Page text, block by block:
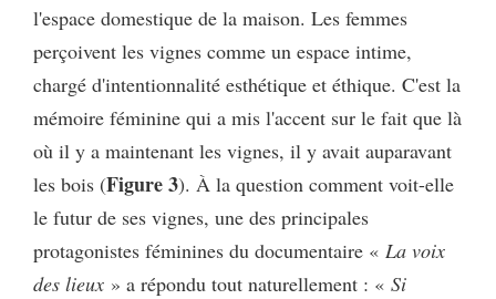
l'espace domestique de la maison. Les femmes
perçoivent les vignes comme un espace intime,
chargé d'intentionnalité esthétique et éthique. C'est la
mémoire féminine qui a mis l'accent sur le fait que là
où il y a maintenant les vignes, il y avait auparavant
les bois (Figure 3). À la question comment voit-elle
le futur de ses vignes, une des principales
protagonistes féminines du documentaire « La voix
des lieux » a répondu tout naturellement : « Si